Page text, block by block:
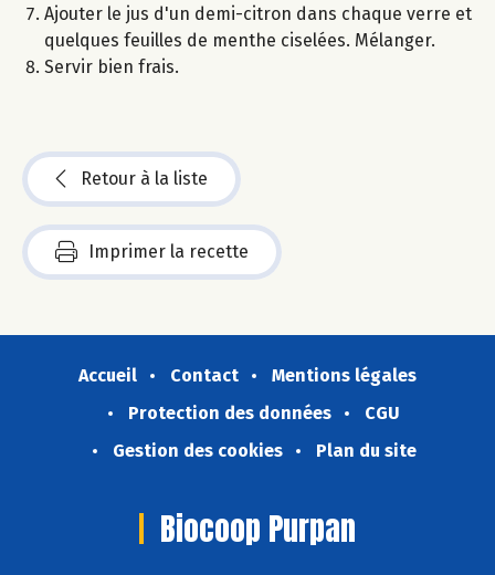
Ajouter le jus d'un demi-citron dans chaque verre et
quelques feuilles de menthe ciselées. Mélanger.
Servir bien frais.
Retour à la liste
Imprimer la recette
Accueil Contact
Mentions légales
Protection des données
CGU
Gestion des cookies
Plan du site
Biocoop Purpan